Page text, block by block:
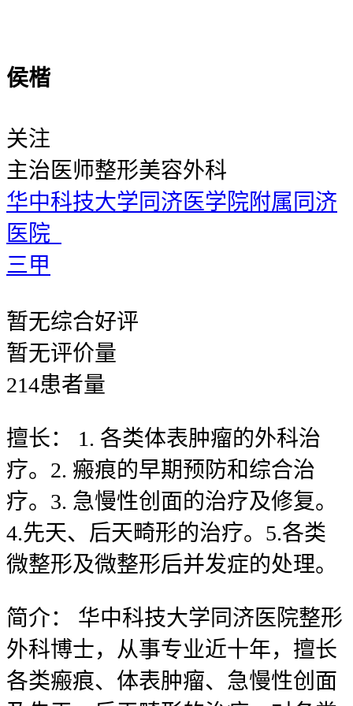
侯楷
关注
主治医师整形美容外科
华中科技大学同济医学院附属同济
医院
三甲
暂无综合好评
暂无评价量
214患者量
擅长：
1. 各类体表肿瘤的外科治
疗。2. 瘢痕的早期预防和综合治
疗。3. 急慢性创面的治疗及修复。
4.先天、后天畸形的治疗。5.各类
微整形及微整形后并发症的处理。
简介：
华中科技大学同济医院整形
外科博士，从事专业近十年，擅长
各类瘢痕、体表肿瘤、急慢性创面